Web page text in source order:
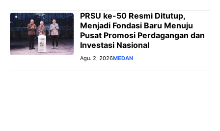
PRSU ke-50 Resmi Ditutup,
Menjadi Fondasi Baru Menuju
Pusat Promosi Perdagangan dan
Investasi Nasional
Agu. 2, 2026MEDAN